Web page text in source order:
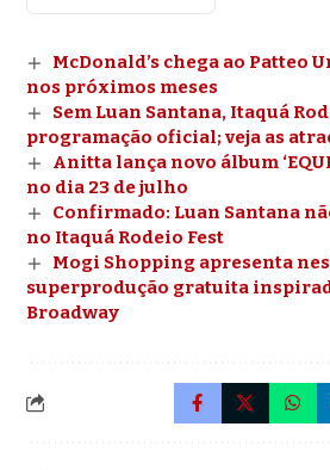
McDonald’s chega ao Patteo
nos próximos meses
Sem Luan Santana, Itaquá
programação oficial; veja as
Anitta lança novo álbum
no dia 23 de julho
Confirmado: Luan Santana
no Itaquá Rodeio Fest
Mogi Shopping apresenta
superprodução gratuita
Broadway